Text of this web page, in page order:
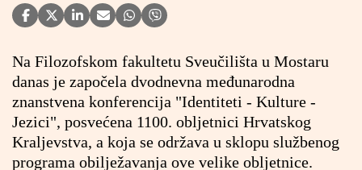
Na Filozofskom fakultetu Sveučilišta u Mostaru
danas je započela dvodnevna međunarodna
znanstvena konferencija "Identiteti - Kulture -
Jezici", posvećena 1100. obljetnici Hrvatskog
Kraljevstva, a koja se održava u sklopu službenog
programa obilježavanja ove velike obljetnice.